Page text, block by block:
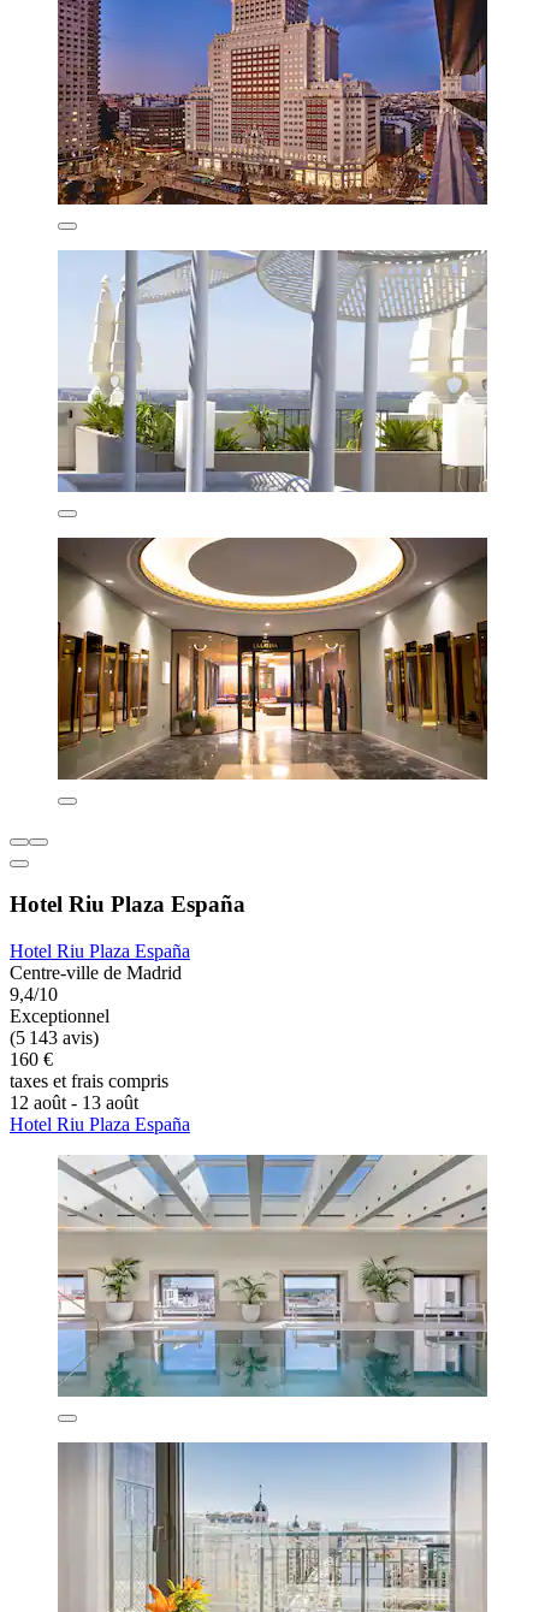
Hotel Riu Plaza España
Hotel Riu Plaza España
Centre-ville de Madrid
9,4/10
Exceptionnel
(5 143 avis)
160 €
taxes et frais compris
12 août - 13 août
Hotel Riu Plaza España